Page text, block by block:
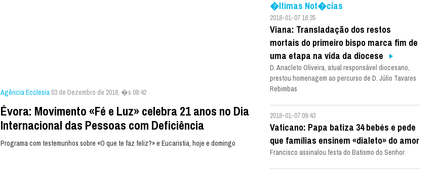
Agência Ecclesia 03 de Dezembro de 2016, �s 08:42
Évora: Movimento «Fé e Luz» celebra 21 anos no Dia
Internacional das Pessoas com Deficiência
Programa com testemunhos sobre «O que te faz feliz?» e Eucaristia, hoje e domingo
�ltimas Not�cias
2018-01-07 16:35
Viana: Transladação dos restos
mortais do primeiro bispo marca fim de
uma etapa na vida da diocese
D. Anacleto Oliveira, atual responsável diocesano,
prestou homenagem ao percurso de D. Júlio Tavares
Rebimbas
2018-01-07 09:43
Vaticano: Papa batiza 34 bebés e pede
que famílias ensinem «dialeto» do amor
Francisco assinalou festa do Batismo do Senhor